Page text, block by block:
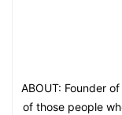
ABOUT: Founder
of those people